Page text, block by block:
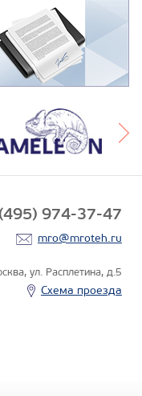
974-37-47
mro@mroteh.ru
ул. Расплетина, д.5
Схема проезда